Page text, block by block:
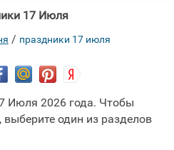
17 Июля
/ праздники 17 июля
Июля 2026 года. Чтобы
один из разделов